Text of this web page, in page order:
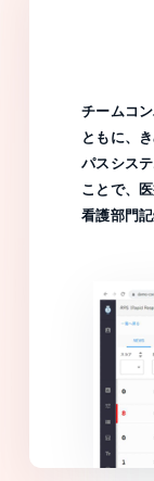
チームコ
ともに、
パスシス
ことで、
看護部門